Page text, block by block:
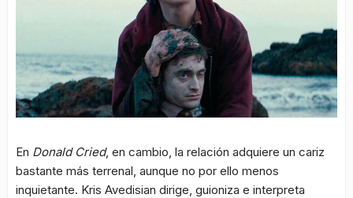
En Donald Cried, en cambio, la relación adquiere un cariz
bastante más terrenal, aunque no por ello menos
inquietante. Kris Avedisian dirige, guioniza e interpreta